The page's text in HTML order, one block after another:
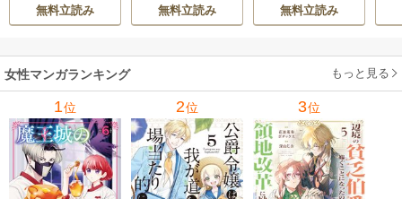
無料立読み 無料立読み 無料立読み
女性マンガランキング もっと見る
1位 2位 3位